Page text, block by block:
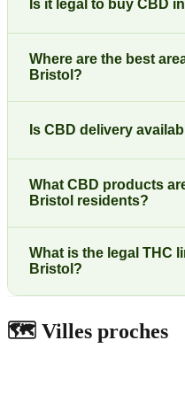
Is it legal to buy CBD
Where are the best
Bristol?
Is CBD delivery
What CBD products
Bristol residents?
What is the legal THC
Bristol?
🗺️ Villes proches